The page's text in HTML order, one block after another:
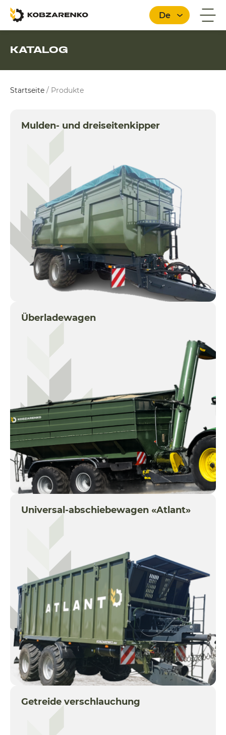
De
KATALOG
Startseite / Produkte
Mulden- und dreiseitenkipper
Überladewagen
Universal-abschiebewagen «Atlant»
Getreide verschlauchung